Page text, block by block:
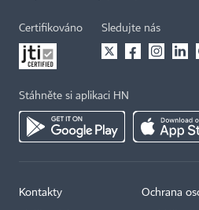
Certifikováno Sledujte nás
Stáhněte si aplikaci HN
Kontakty Ochrana